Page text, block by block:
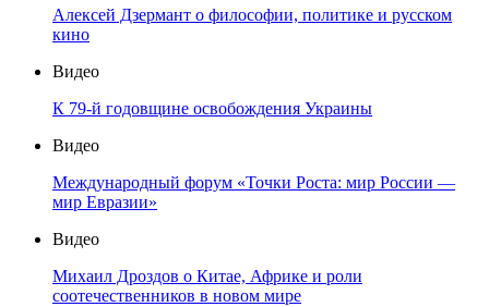
Алексей Дзермант о философии, политике и русском
кино
Видео
К 79-й годовщине освобождения Украины
Видео
Международный форум «Точки Роста: мир России —
мир Евразии»
Видео
Михаил Дроздов о Китае, Африке и роли
соотечественников в новом мире